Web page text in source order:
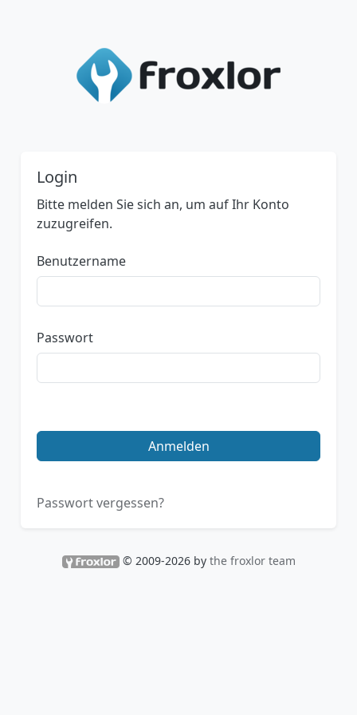
Login
Bitte melden Sie sich an, um auf Ihr Konto
zuzugreifen.
Benutzername
Passwort
Anmelden
Passwort vergessen?
© 2009-2026 by the froxlor team